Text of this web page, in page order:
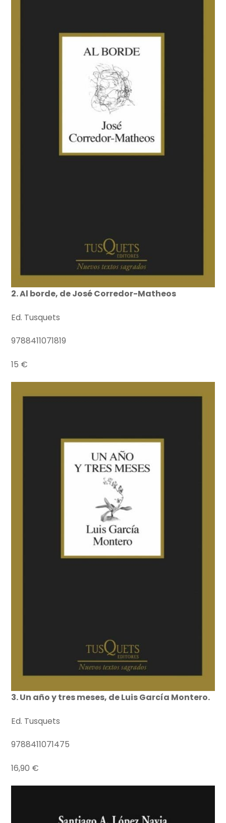
2. Al borde, de José Corredor-Matheos
Ed. Tusquets
9788411071819
15 €
3. Un año y tres meses, de Luis García Montero.
Ed. Tusquets
9788411071475
16,90 €